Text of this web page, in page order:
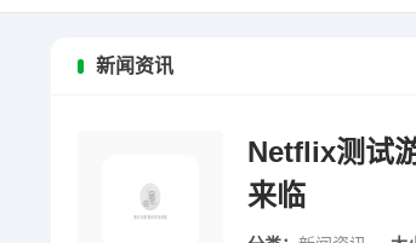
新闻资讯
Netflix测试
来临